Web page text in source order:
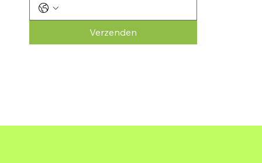
Verzenden